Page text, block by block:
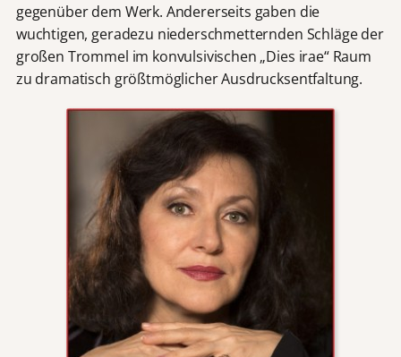
gegenüber dem Werk. Andererseits gaben die
wuchtigen, geradezu niederschmetternden Schläge der
großen Trommel im konvulsivischen „Dies irae“ Raum
zu dramatisch größtmöglicher Ausdrucksentfaltung.